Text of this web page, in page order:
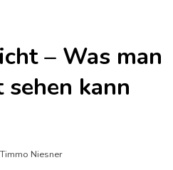
– Was man
kann
Niesner